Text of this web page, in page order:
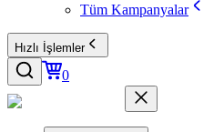
Tüm Kampanyalar
Hızlı İşlemler
0